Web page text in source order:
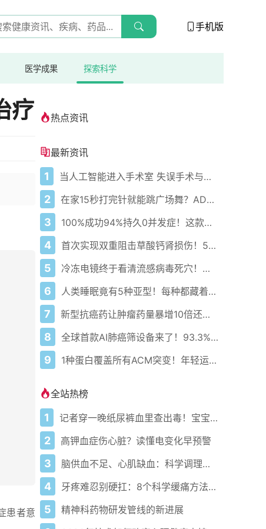
手机版
医学成果 探索科学
疗
患者意
热点资讯
最新资讯
1 当人工智能进入手术室 失误手术与误认身体部位的报告激增
2 在家15秒打完针就能跳广场舞？AD患者终于赢回生活尊严！
3 100%成功94%持久0并发症！这款心脏消融黑科技改写房颤治疗史
4 首次实现双重阻击草酸钙肾损伤！5纳米纳米粒零残留修复肾功能
5 冷冻电镜终于看清流感病毒死穴！精准打击时代来了
6 人类睡眠竟有5种亚型！每种都藏着不同的健康密码
7 新型抗癌药让肿瘤药量暴增10倍还不伤身！精准导弹来了
8 全球首款AI肺癌筛设备来了！93.3%敏感92.4%特异99.9%阴性预测
9 1种蛋白覆盖所有ACM突变！年轻运动员的救命突破来了
全站热榜
1 记者穿一晚纸尿裤血里查出毒！宝宝血液浓度竟是成人的5倍？
2 高钾血症伤心脏？读懂电变化早预警
3 脑供血不足、心肌缺血：科学调理全攻略
4 牙疼难忍别硬扛：8个科学缓痛方法收好
5 精神科药物研发管线的新进展